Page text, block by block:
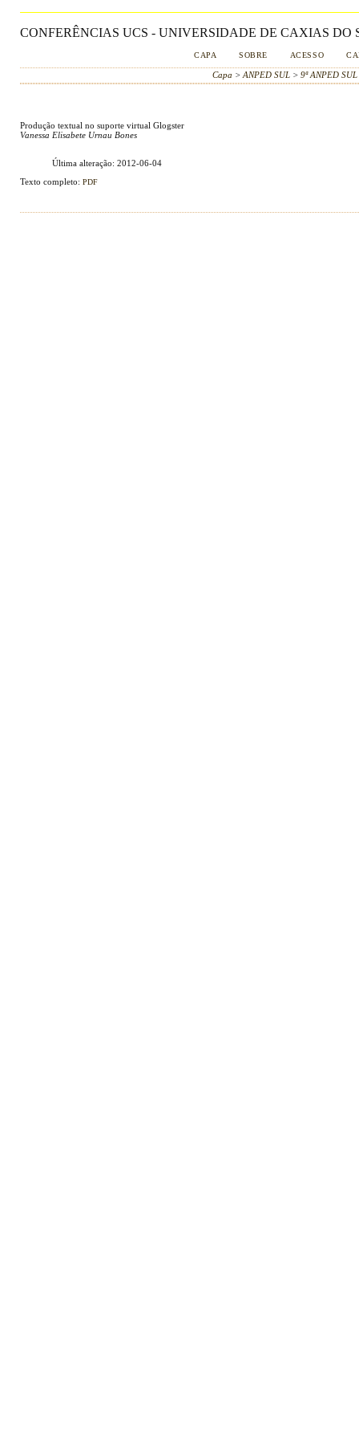
CONFERÊNCIAS UCS - UNIVERSIDADE DE CAXIAS DO
CAPA SOBRE ACESSO
Capa > ANPED SUL> 9ª ANPED SUL
Produção textual no suporte virtual Glogster
Vanessa Elisabete Urnau Bones
Última alteração: 2012-06-04
Texto completo: PDF